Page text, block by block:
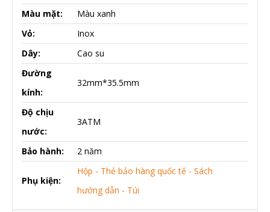
Màu mặt:
Màu xanh
Vỏ:
Inox
Dây:
Cao su
Đường
kính:
32mm*35.5mm
Độ chịu
nước:
3ATM
Bảo hành: 2 năm
Phụ kiện:
Hộp - Thẻ bảo hàng quốc tế - Sách
hướng dẫn - Túi